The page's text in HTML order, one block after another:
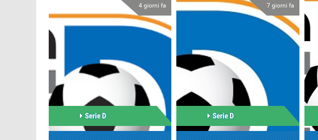
4 giorni fa
Serie D
7 giorni fa
Serie D